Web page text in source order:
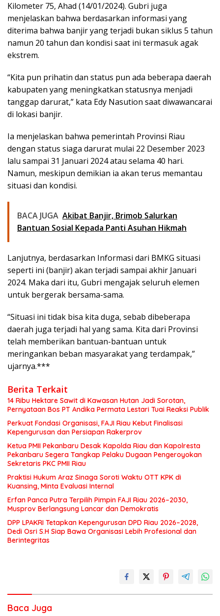
Kilometer 75, Ahad (14/01/2024). Gubri juga
menjelaskan bahwa berdasarkan informasi yang
diterima bahwa banjir yang terjadi bukan siklus 5 tahun
namun 20 tahun dan kondisi saat ini termasuk agak
ekstrem.
“Kita pun prihatin dan status pun ada beberapa daerah
kabupaten yang meningkatkan statusnya menjadi
tanggap darurat,” kata Edy Nasution saat diwawancarai
di lokasi banjir.
Ia menjelaskan bahwa pemerintah Provinsi Riau
dengan status siaga darurat mulai 22 Desember 2023
lalu sampai 31 Januari 2024 atau selama 40 hari.
Namun, meskipun demikian ia akan terus memantau
situasi dan kondisi.
BACA JUGA Akibat Banjir, Brimob Salurkan
Bantuan Sosial Kepada Panti Asuhan Hikmah
Lanjutnya, berdasarkan Informasi dari BMKG situasi
seperti ini (banjir) akan terjadi sampai akhir Januari
2024. Maka dari itu, Gubri mengajak seluruh elemen
untuk bergerak bersama-sama.
“Situasi ini tidak bisa kita duga, sebab dibeberapa
daerah juga terjadi hal yang sama. Kita dari Provinsi
telah memberikan bantuan-bantuan untuk
meringankan beban masyarakat yang terdampak,”
ujarnya.***
Berita Terkait
14 Ribu Hektare Sawit di Kawasan Hutan Jadi Sorotan,
Pernyataan Bos PT Andika Permata Lestari Tuai Reaksi Publik
Perkuat Fondasi Organisasi, FAJI Riau Kebut Finalisasi
Kepengurusan dan Persiapan Rakerprov
Ketua PMII Pekanbaru Desak Kapolda Riau dan Kapolresta
Pekanbaru Segera Tangkap Pelaku Dugaan Pengeroyokan
Sekretaris PKC PMII Riau
Praktisi Hukum Araz Sinaga Soroti Waktu OTT KPK di
Kuansing, Minta Evaluasi Internal
Erfan Panca Putra Terpilih Pimpin FAJI Riau 2026–2030,
Musprov Berlangsung Lancar dan Demokratis
DPP LPAKRI Tetapkan Kepengurusan DPD Riau 2026–2028,
Dedi Osri S.H Siap Bawa Organisasi Lebih Profesional dan
Berintegritas
Baca Juga